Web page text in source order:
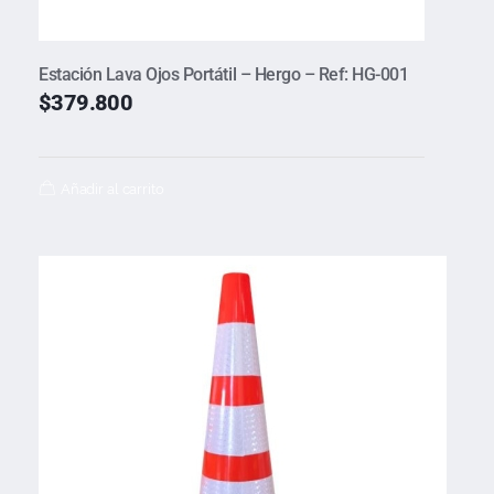
Estación Lava Ojos Portátil – Hergo – Ref: HG-001
$379.800